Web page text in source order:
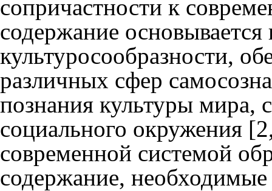
сопричастности к
содержание
культуросообразности,
различных сфер
познания культуры мира,
социального окружения
современной системой
содержание,